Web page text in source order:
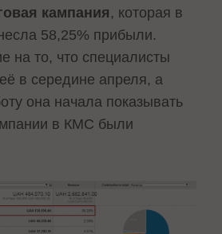
кампания , которая в
58,25% прибыли.
на то, что специалисты
в середине апреля, а
она начала показывать
в КМС были